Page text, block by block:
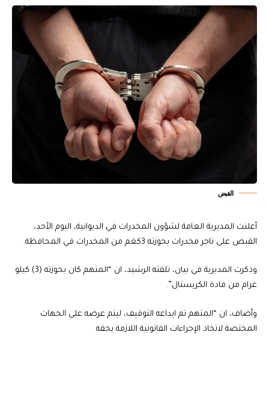
القبض
أعلنت المديرية العامة لشؤون المخدرات في الديوانية، اليوم الأحد،
القبض على تاجر مخدرات بحوزته 3كغم من المخدرات في المحافظة.
وذكرت المديرية في بيان، تلقته الرشيد، ان “المتهم كان بحوزته (3) كيلو
غرام من مادة الكريستال”.
وأضاف، ان “المتهم تم ايداعه التوقيف، ليتم عرضه على الجهات
المختصة لاتخاذ الإجراءات القانونية اللازمة بحقه